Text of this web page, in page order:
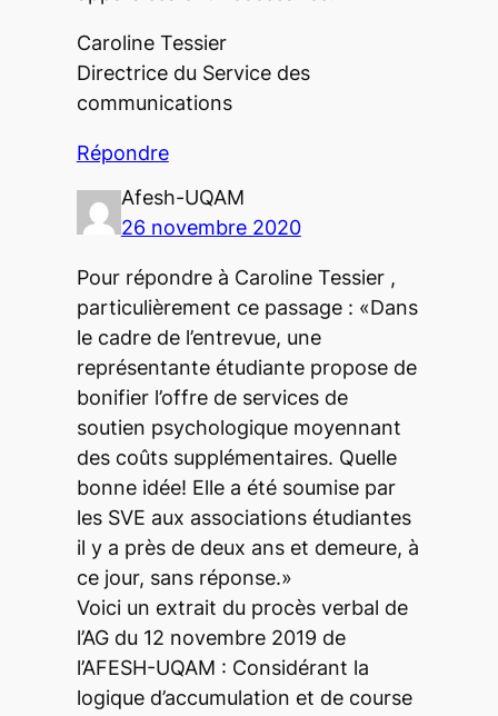
Caroline Tessier
Directrice du Service des
communications
Répondre
Afesh-UQAM
26 novembre 2020
Pour répondre à Caroline Tessier ,
particulièrement ce passage : «Dans
le cadre de l’entrevue, une
représentante étudiante propose de
bonifier l’offre de services de
soutien psychologique moyennant
des coûts supplémentaires. Quelle
bonne idée! Elle a été soumise par
les SVE aux associations étudiantes
il y a près de deux ans et demeure, à
ce jour, sans réponse.»
Voici un extrait du procès verbal de
l’AG du 12 novembre 2019 de
l’AFESH-UQAM : Considérant la
logique d’accumulation et de course